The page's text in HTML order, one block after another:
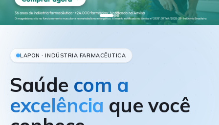
LAPON · INDÚSTRIA FARMACÊUTICA
Saúde com a
excelência que você